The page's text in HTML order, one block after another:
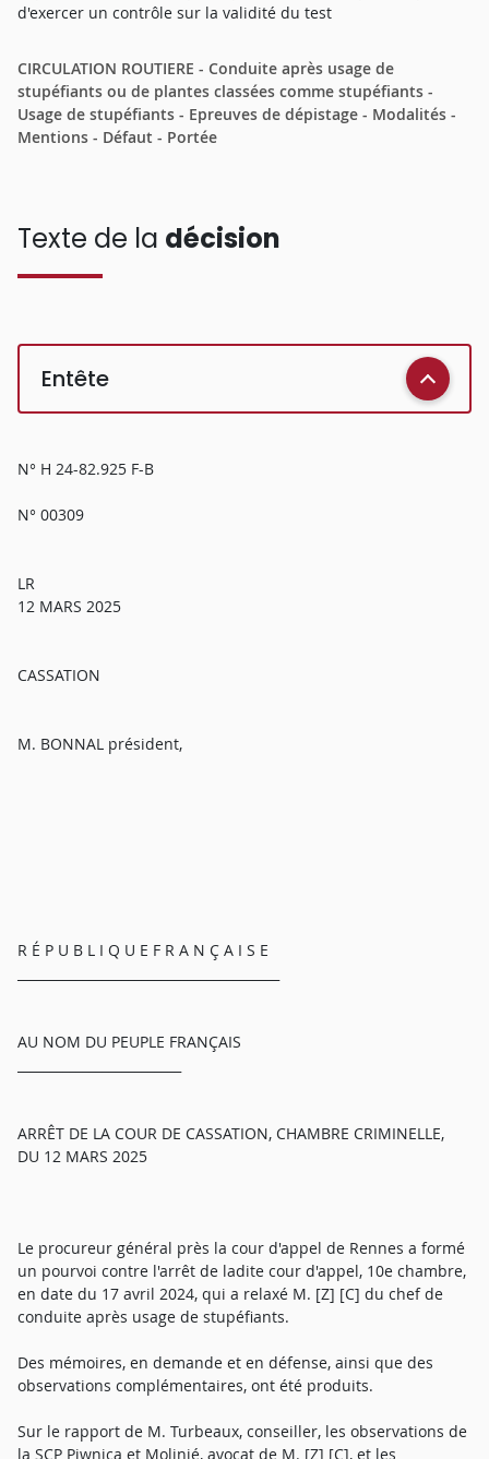
d'exercer un contrôle sur la validité du test
CIRCULATION ROUTIERE - Conduite après usage de
stupéfiants ou de plantes classées comme stupéfiants -
Usage de stupéfiants - Epreuves de dépistage - Modalités -
Mentions - Défaut - Portée
Texte de la décision
Entête
N° H 24-82.925 F-B
N° 00309
LR
12 MARS 2025
CASSATION
M. BONNAL président,
R É P U B L I Q U E F R A N Ç A I S E
AU NOM DU PEUPLE FRANÇAIS
ARRÊT DE LA COUR DE CASSATION, CHAMBRE CRIMINELLE,
DU 12 MARS 2025
Le procureur général près la cour d'appel de Rennes a formé
un pourvoi contre l'arrêt de ladite cour d'appel, 10e chambre,
en date du 17 avril 2024, qui a relaxé M. [Z] [C] du chef de
conduite après usage de stupéfiants.
Des mémoires, en demande et en défense, ainsi que des
observations complémentaires, ont été produits.
Sur le rapport de M. Turbeaux, conseiller, les observations de
la SCP Piwnica et Molinié, avocat de M. [Z] [C], et les